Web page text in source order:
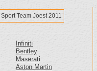
Team Joest 2011
Infiniti
Bentley
Maserati
Aston Martin